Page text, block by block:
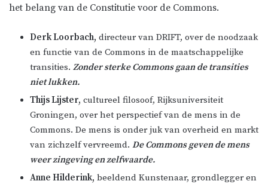
het belang van de Constitutie voor de Commons.
Derk Loorbach, directeur van DRIFT, over de noodzaak
en functie van de Commons in de maatschappelijke
transities. Zonder sterke Commons gaan de transities
niet lukken.
Thijs Lijster, cultureel filosoof, Rijksuniversiteit
Groningen, over het perspectief van de mens in de
Commons. De mens is onder juk van overheid en markt
van zichzelf vervreemd. De Commons geven de mens
weer zingeving en zelfwaarde.
Anne Hilderink, beeldend Kunstenaar, grondlegger en